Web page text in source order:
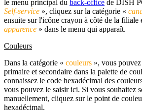
le menu principal du back-office de DISH
Self-service », cliquez sur la catégorie «
ensuite sur l'icône crayon à côté de la filiale
apparence » dans le menu qui apparaît.
Couleurs
Dans la catégorie « couleurs », vous
primaire et secondaire dans la palette de
connaissez le code hexadécimal des
vous pouvez le saisir ici. Si vous souhaitez
manuellement, cliquez sur le point de
hexadécimal.